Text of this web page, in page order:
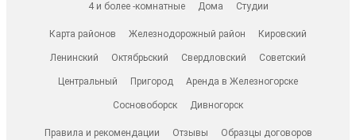
4 и более -комнатные Дома Студии
Карта районов Железнодорожный район Кировский
Ленинский Октябрьский Свердловский Советский
Центральный Пригород Аренда в Железногорске
Сосновоборск Дивногорск
Правила и рекомендации Отзывы Образцы договоров